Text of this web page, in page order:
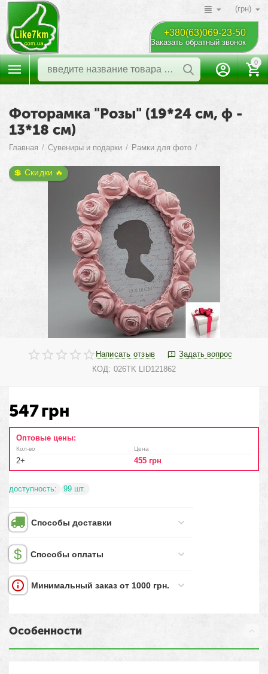
(грн)
+380(63)069-23-50
Заказать обратный звонок
0
Фоторамка "Розы" (19*24 см, ф -
13*18 см)
Главная / Сувениры и подарки / Рамки для фото /
💲 Скидки 🔥
Написать отзыв
Задать вопрос
КОД: 026TK LID121862
547грн
Оптовые цены:
Кол-во
2+
Цена
455 грн
доступность: 99 шт.
Способы доставки
Способы оплаты
Минимальный заказ от 1000 грн.
Особенности